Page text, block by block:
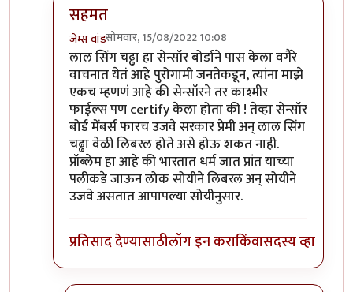
सहमत
जेम्स वांडसोमवार, 15/08/2022 10:08
In reply toआजकाल न बघताbyचौकस२१२
लाल सिंग चढ्ढा हा सेन्सॉर बोर्डाने पास केला वगैरे
वाचनात येतं आहे पुरोगामी जनतेकडून, त्यांना माझे
एकच म्हणणं आहे की सेन्सॉरने तर काश्मीर
फाईल्स पण certify केला होता की ! तेव्हा सेन्सॉर
बोर्ड मेंबर्स फारच उजवे सरकार प्रेमी अन् लाल सिंग
चढ्ढा वेळी लिबरल होते असे होऊ शकत नाही.
प्रॉब्लेम हा आहे की भारतात धर्म जात प्रांत याच्या
पलीकडे जाऊन लोक सोयीने लिबरल अन् सोयीने
उजवे असतात आपापल्या सोयीनुसार.
प्रतिसाद देण्यासाठीलॉग इन कराकिंवासदस्य व्हा